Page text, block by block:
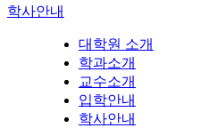
학사안내
대학원 소개
학과소개
교수소개
입학안내
학사안내